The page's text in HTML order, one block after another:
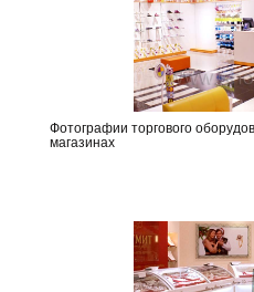
Фотографии торгового
магазинах